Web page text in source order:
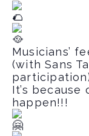
Musicians’
(with Sans
It’s
happen!!!